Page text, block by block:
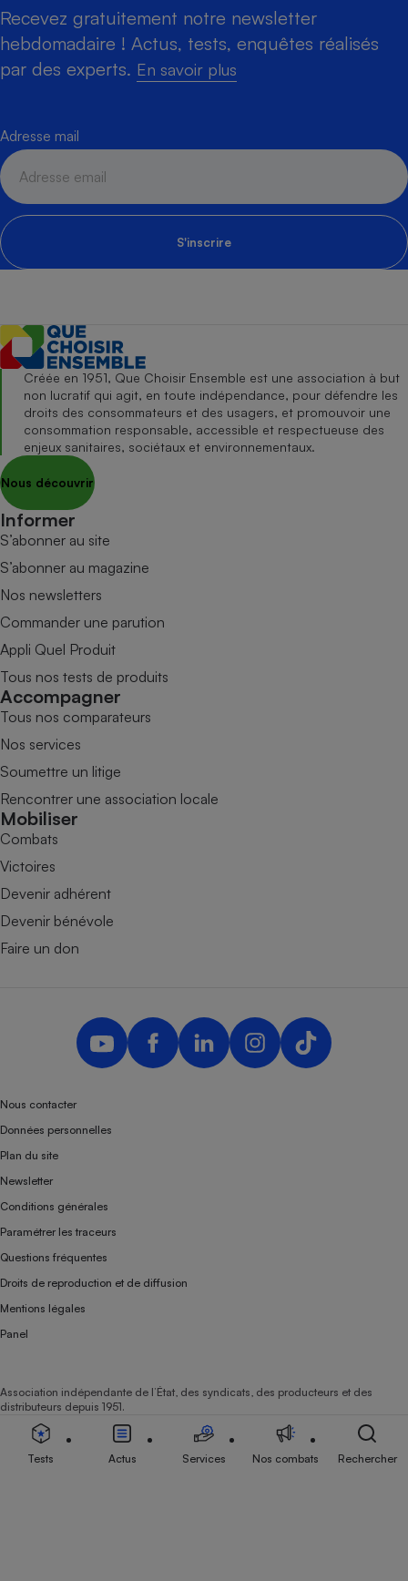
Recevez gratuitement notre newsletter
hebdomadaire ! Actus, tests, enquêtes réalisés
par des experts. En savoir plus
Adresse mail
S'inscrire
Créée en 1951, Que Choisir Ensemble est une association à but
non lucratif qui agit, en toute indépendance, pour défendre les
droits des consommateurs et des usagers, et promouvoir une
consommation responsable, accessible et respectueuse des
enjeux sanitaires, sociétaux et environnementaux.
Nous découvrir
Informer
S’abonner au site
S’abonner au magazine
Nos newsletters
Commander une parution
Appli Quel Produit
Tous nos tests de produits
Accompagner
Tous nos comparateurs
Nos services
Soumettre un litige
Rencontrer une association locale
Mobiliser
Combats
Victoires
Devenir adhérent
Devenir bénévole
Faire un don
Nous contacter
Données personnelles
Plan du site
Newsletter
Conditions générales
Paramétrer les traceurs
Questions fréquentes
Droits de reproduction et de diffusion
Mentions légales
Panel
Association indépendante de l’État, des syndicats, des producteurs et des
distributeurs depuis 1951.
Tests Actus Services Nos combats Rechercher